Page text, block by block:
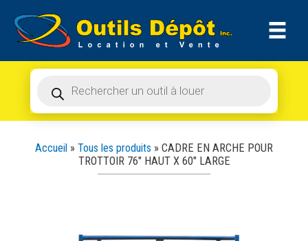
contenu
produits
de
produits
Accueil » Tous les produits » CADRE EN ARCHE POUR
TROTTOIR 76″ HAUT X 60″ LARGE